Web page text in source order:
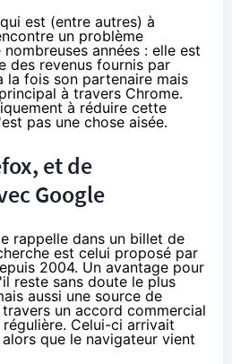
est (entre autres) à
un problème
années : elle est
des revenus fournis par
la fois son partenaire mais
à travers Chrome.
à réduire cette
pas une chose aisée.
et de
Google
rappelle dans un billet de
est celui proposé par
2004. Un avantage pour
reste sans doute le plus
aussi une source de
un accord commercial
Celui-ci arrivait
que le navigateur vient